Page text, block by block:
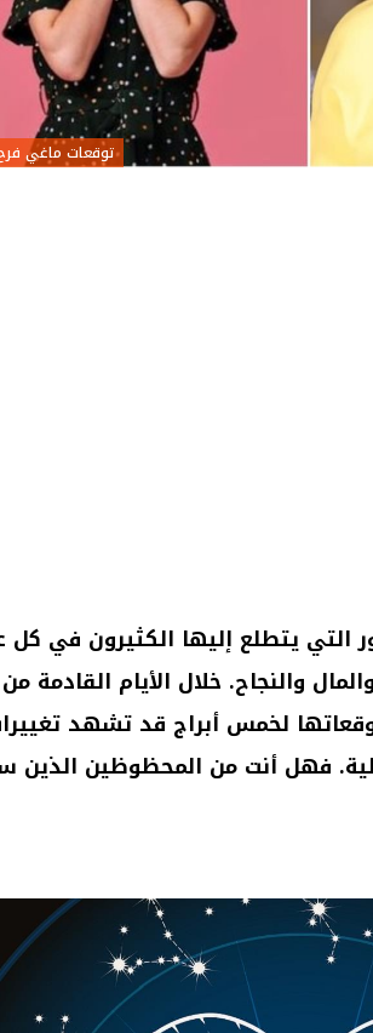
توقعات ماغي فرح لـ 5
التي يتطلع إليها الكثيرون في كل
والنجاح. خلال الأيام القادمة من
فرح توقعاتها لخمس أبراج قد تشهد
فهل أنت من المحظوظين الذين